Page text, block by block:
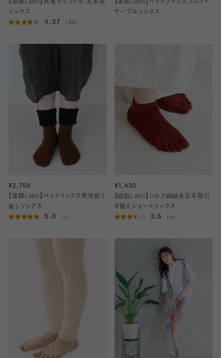
【温脚Labo】光電子×ウール 五本指
ソックス
4.37 （38）
【温脚Labo】ベッドソックスフロント
ケーブルソックス
¥2,750
【温脚Labo】ベッドソックス無地折り
返しソックス
5.0 （1）
¥1,430
【絹肌Labo】シルク絹紬糸五本指引
き揃えショートソックス
3.5 （4）